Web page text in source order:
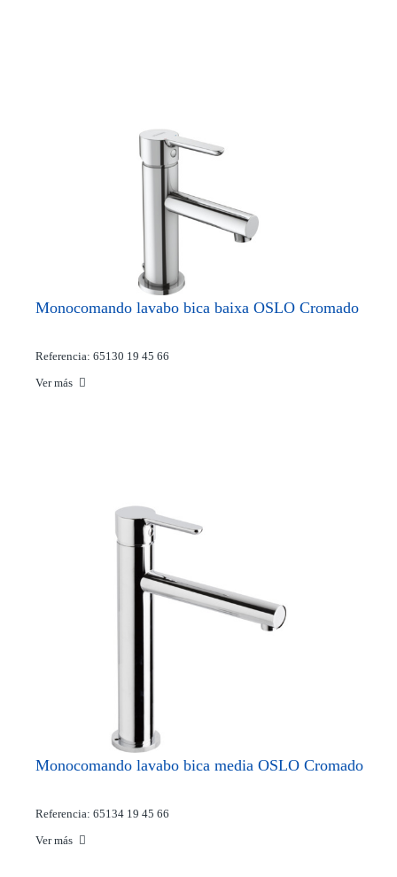
Monocomando lavabo bica baixa OSLO Cromado
Referencia: 65130 19 45 66
Ver más
Monocomando lavabo bica media OSLO Cromado
Referencia: 65134 19 45 66
Ver más